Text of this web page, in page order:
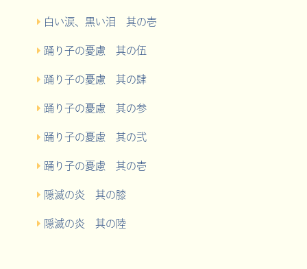
白い涙、黒い泪 其の壱
踊り子の憂慮 其の伍
踊り子の憂慮 其の肆
踊り子の憂慮 其の参
踊り子の憂慮 其の弐
踊り子の憂慮 其の壱
隠滅の炎 其の膝
隠滅の炎 其の陸